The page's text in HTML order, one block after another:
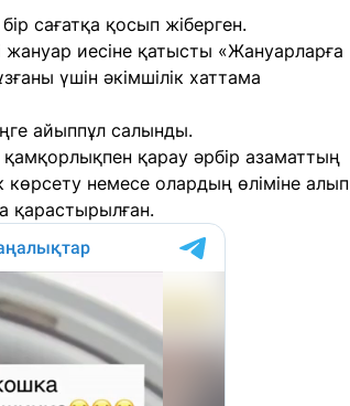
сағатқа қосып жіберген.
жануар иесіне қатысты «Жануарларға
үшін әкімшілік хаттама
айыппұл салынды.
қарау әрбір азаматтың
көрсету немесе олардың өліміне алып
қарастырылған.